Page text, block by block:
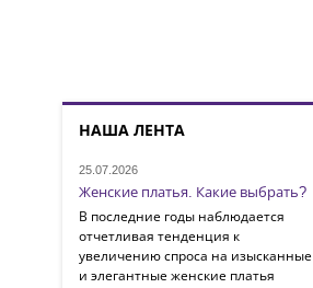
НАША ЛЕНТА
25.07.2026
Женские платья. Какие выбрать?
В последние годы наблюдается
отчетливая тенденция к
увеличению спроса на изысканные
и элегантные женские платья